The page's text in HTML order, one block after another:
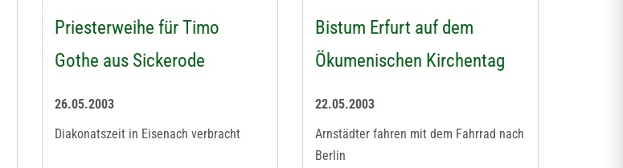
Priesterweihe für Timo
Gothe aus Sickerode
26.05.2003
Diakonatszeit in Eisenach verbracht
Bistum Erfurt auf dem
Ökumenischen Kirchentag
22.05.2003
Arnstädter fahren mit dem Fahrrad nach
Berlin